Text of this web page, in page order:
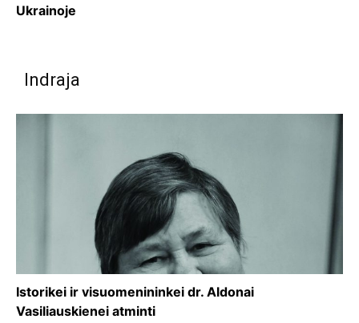
Ukrainoje
Indraja
Istorikei ir visuomenininkei dr. Aldonai
Vasiliauskienei atminti